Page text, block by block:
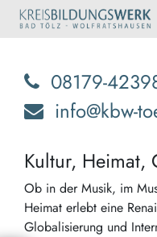
08179-
info@kbw-
Kultur, Heimat,
Ob in der Musik, im
Heimat erlebt eine
Globalisierung und